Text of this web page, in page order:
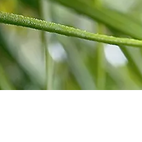
本公司電子海報發表